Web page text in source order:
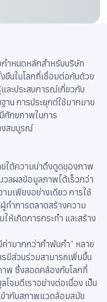
กำหนดหลักสำหรับบริษัท
ยืนในโลกที่เชื่อมต่อกันด้วย
ละประสบการณ์เกี่ยวกับ
าน การประยุกต์ใช้มากมาย
ศักยภาพในการ
งสมบูรณ์
ใต้ความน่าดึงดูดของภาพ
วลผลข้อมูลภาพได้เร็วกว่า
มเพียงอย่างเดียว การใช้
ทำการตลาดสร้างความ
ห้เกิดการกระทำ และสร้าง
ค่ามากกว่าคำพันคำ” หลาย
มีส่วนร่วมสามารถเพิ่มขึ้น
พ ซึ่งสอดคล้องกับโลกที่
จมตีเราอย่างต่อเนื่อง เป็น
ากับสภาพแวดล้อมสมัย